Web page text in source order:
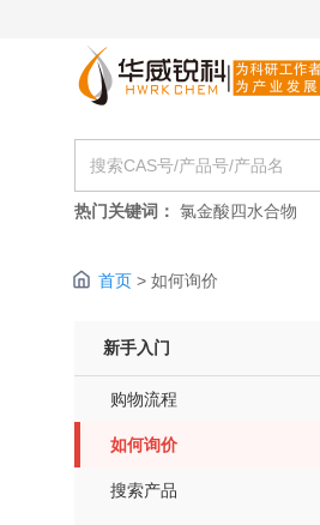
热门关键词： 氯金酸四水合物
首页 > 如何询价
新手入门
购物流程
如何询价
搜索产品